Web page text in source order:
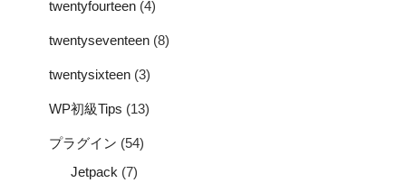
twentyfourteen (4)
twentyseventeen (8)
twentysixteen (3)
WP初級Tips (13)
プラグイン (54)
Jetpack (7)